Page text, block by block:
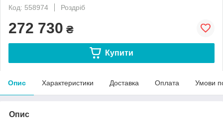
Код: 558974
Роздріб
272 730 ₴
Купити
Опис Характеристики Доставка Оплата Умови
Опис